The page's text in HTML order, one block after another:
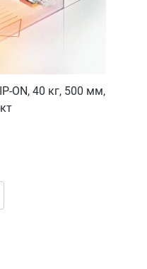
ON, 40 кг, 500 мм,